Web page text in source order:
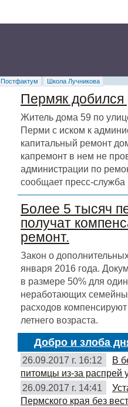
Постфактум Школа Лучникова
Пермяк добился
Житель дома 59 по
Перми с иском к
капитальный ремонт
капремонт в нем не
администрации по
сообщает пресс-служба
Более 5 тысяч
получат
ремонт.
Закон о
января 2016 года.
в размере 50% для
неработающих
расходов
летнего возраста.
Добро и злоба
26.09.2017 г. 16:12
В
питомцы из-за распрей
26.09.2017 г. 14:41
Пермского края без